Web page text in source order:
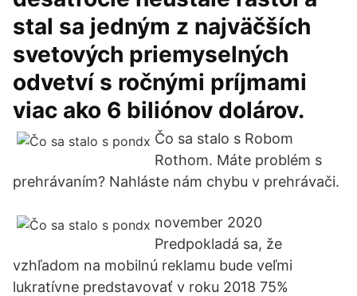
stal sa jedným z najväčších
svetových priemyselných
odvetví s ročnými príjmami
viac ako 6 biliónov dolárov.
Čo sa stalo s Robom
Rothom. Máte problém s
prehrávaním? Nahláste nám chybu v prehrávači.
november 2020
Predpokladá sa, že
vzhľadom na mobilnú reklamu bude veľmi
lukratívne predstavovať v roku 2018 75%